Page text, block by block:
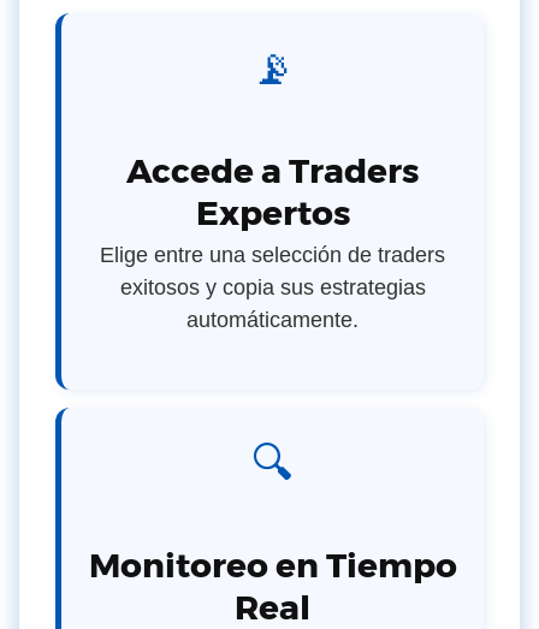
📡
Accede a Traders
Expertos
Elige entre una selección de traders
exitosos y copia sus estrategias
automáticamente.
🔍
Monitoreo en Tiempo
Real